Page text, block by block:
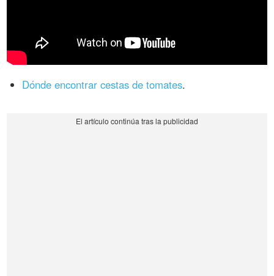
Dónde encontrar cestas de tomates.